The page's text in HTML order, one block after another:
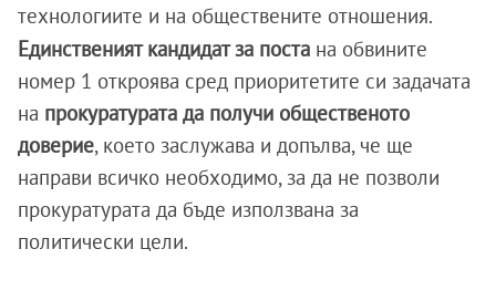
технологиите и на обществените отношения.
Единственият кандидат за поста на обвините
номер 1 откроява сред приоритетите си задачата
на прокуратурата да получи общественото
доверие, което заслужава и допълва, че ще
направи всичко необходимо, за да не позволи
прокуратурата да бъде използвана за
политически цели.